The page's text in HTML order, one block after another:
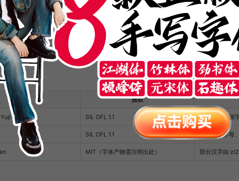
作者 授权
Kataoka） SIL OFL 1.1 提供原始开源
SIL OFL 1.1 补充拉丁字母
MIT（字体产物需注明出处） 部分汉字由